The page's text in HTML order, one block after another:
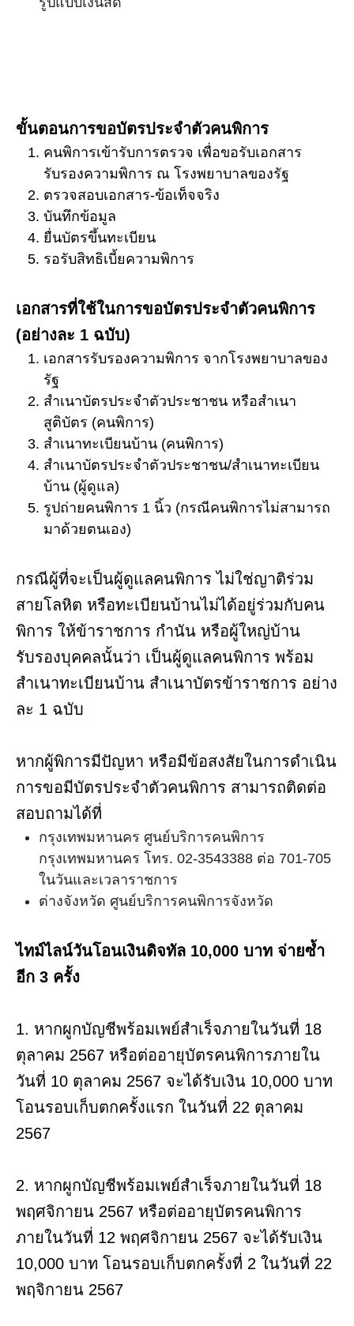
ขั้นตอนการขอบัตรประจำตัวคนพิการ
คนพิการเข้ารับการตรวจ เพื่อขอรับเอกสาร
รับรองความพิการ ณ โรงพยาบาลของรัฐ
ตรวจสอบเอกสาร-ข้อเท็จจริง
บันทึกข้อมูล
ยื่นบัตรขึ้นทะเบียน
รอรับสิทธิเบี้ยความพิการ
เอกสารที่ใช้ในการขอบัตรประจำตัวคนพิการ
(อย่างละ 1 ฉบับ)
เอกสารรับรองความพิการ จากโรงพยาบาลของ
รัฐ
สำเนาบัตรประจำตัวประชาชน หรือสำเนา
สูติบัตร (คนพิการ)
สำเนาทะเบียนบ้าน (คนพิการ)
สำเนาบัตรประจำตัวประชาชน/สำเนาทะเบียน
บ้าน (ผู้ดูแล)
รูปถ่ายคนพิการ 1 นิ้ว (กรณีคนพิการไม่สามารถ
มาด้วยตนเอง)
กรณีผู้ที่จะเป็นผู้ดูแลคนพิการ ไม่ใช่ญาติร่วม
สายโลหิต หรือทะเบียนบ้านไม่ได้อยู่ร่วมกับคน
พิการ ให้ข้าราชการ กำนัน หรือผู้ใหญ่บ้าน
รับรองบุคคลนั้นว่า เป็นผู้ดูแลคนพิการ พร้อม
สำเนาทะเบียนบ้าน สำเนาบัตรข้าราชการ อย่าง
ละ 1 ฉบับ
หากผู้พิการมีปัญหา หรือมีข้อสงสัยในการดำเนิน
การขอมีบัตรประจำตัวคนพิการ สามารถติดต่อ
สอบถามได้ที่
กรุงเทพมหานคร ศูนย์บริการคนพิการ
กรุงเทพมหานคร โทร. 02-3543388 ต่อ 701-705
ในวันและเวลาราชการ
ต่างจังหวัด ศูนย์บริการคนพิการจังหวัด
ไทม์ไลน์วันโอนเงินดิจทัล 10,000 บาท จ่ายซ้ำ
อีก 3 ครั้ง
1. หากผูกบัญชีพร้อมเพย์สำเร็จภายในวันที่ 18
ตุลาคม 2567 หรือต่ออายุบัตรคนพิการภายใน
วันที่ 10 ตุลาคม 2567 จะได้รับเงิน 10,000 บาท
โอนรอบเก็บตกครั้งแรก ในวันที่ 22 ตุลาคม
2567
2. หากผูกบัญชีพร้อมเพย์สำเร็จภายในวันที่ 18
พฤศจิกายน 2567 หรือต่ออายุบัตรคนพิการ
ภายในวันที่ 12 พฤศจิกายน 2567 จะได้รับเงิน
10,000 บาท โอนรอบเก็บตกครั้งที่ 2 ในวันที่ 22
พฤจิกายน 2567